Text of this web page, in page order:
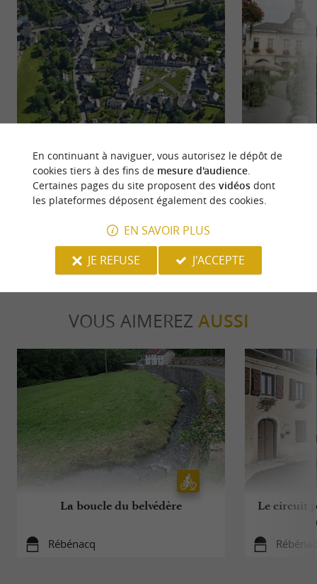
Situé à la limite entre la région de Pau et les
Vallées Pyrénéennes, Rébénacq est une bastide
village, ...
Arudy se trouve
paysages
culture Berceau
VOUS AIMEREZ AUSSI
La boucle du belvédère
Rébénacq
Le circuit
En continuant à naviguer, vous autorisez le dépôt de
cookies tiers à des fins de mesure d'audience.
Certaines pages du site proposent des vidéosdont
les plateformes déposent également des cookies.
EN SAVOIR PLUS
JE REFUSE
J'ACCEPTE